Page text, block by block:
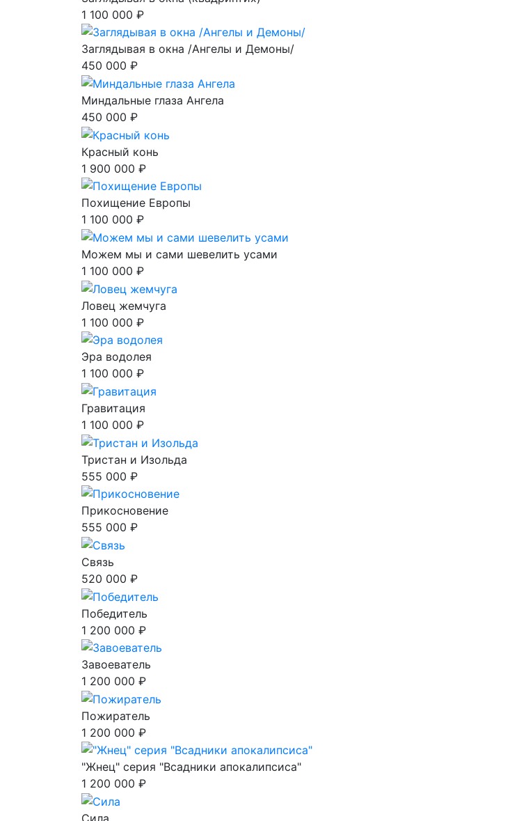
1 100 000 ₽
Заглядывая в окна /Ангелы и Демоны/
450 000 ₽
Миндальные глаза Ангела
450 000 ₽
Красный конь
1 900 000 ₽
Похищение Европы
1 100 000 ₽
Можем мы и сами шевелить усами
1 100 000 ₽
Ловец жемчуга
1 100 000 ₽
Эра водолея
1 100 000 ₽
Гравитация
1 100 000 ₽
Тристан и Изольда
555 000 ₽
Прикосновение
555 000 ₽
Связь
520 000 ₽
Победитель
1 200 000 ₽
Завоеватель
1 200 000 ₽
Пожиратель
1 200 000 ₽
"Жнец" серия "Всадники апокалипсиса"
1 200 000 ₽